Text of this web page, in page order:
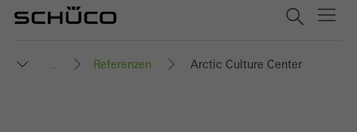
... Referenzen Arctic Culture Center